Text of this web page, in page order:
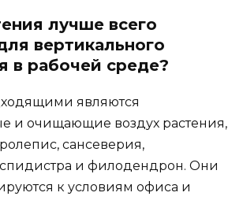
лучше всего
вертикального
в рабочей среде?
являются
и очищающие воздух растения,
сансеверия,
и филодендрон. Они
к условиям офиса и